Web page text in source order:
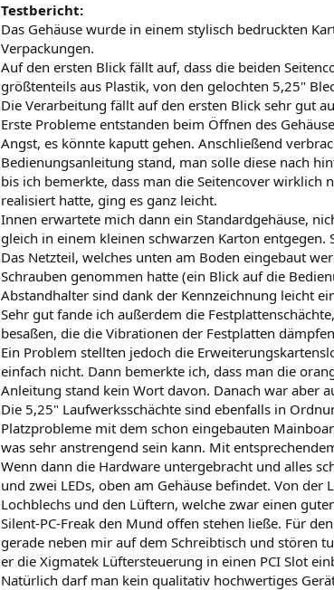
Testbericht:
Das Gehäuse wurde in einem stylisch bedruckten
Verpackungen.
Auf den ersten Blick fällt auf, dass die beiden
größtenteils aus Plastik, von den gelochten 5,25"
Die Verarbeitung fällt auf den ersten Blick sehr gut
Erste Probleme entstanden beim Öffnen des
Angst, es könnte kaputt gehen. Anschließend
Bedienungsanleitung stand, man solle diese nach
bis ich bemerkte, dass man die Seitencover wirklich
realisiert hatte, ging es ganz leicht.
Innen erwartete mich dann ein Standardgehäuse,
gleich in einem kleinen schwarzen Karton
Das Netzteil, welches unten am Boden eingebaut
Schrauben genommen hatte (ein Blick auf die
Abstandhalter sind dank der Kennzeichnung leicht
Sehr gut fande ich außerdem die
besaßen, die die Vibrationen der Festplatten
Ein Problem stellten jedoch die
einfach nicht. Dann bemerkte ich, dass man die
Anleitung stand kein Wort davon. Danach war aber
Die 5,25" Laufwerksschächte sind ebenfalls in
Platzprobleme mit dem schon eingebauten
was sehr anstrengend sein kann. Mit
Wenn dann die Hardware untergebracht und alles
und zwei LEDs, oben am Gehäuse befindet. Von
Lochblechs und den Lüftern, welche zwar einen
Silent-PC-Freak den Mund offen stehen ließe. Für
gerade neben mir auf dem Schreibtisch und stören
er die Xigmatek Lüftersteuerung in einen PCI Slot
Natürlich darf man kein qualitativ hochwertiges